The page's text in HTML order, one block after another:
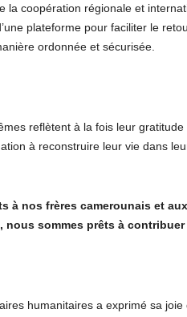
la coopération régionale et
plateforme pour faciliter le
ordonnée et sécurisée.
reflètent à la fois leur
à reconstruire leur vie dans
à nos frères camerounais et
nous sommes prêts à
humanitaires a exprimé sa